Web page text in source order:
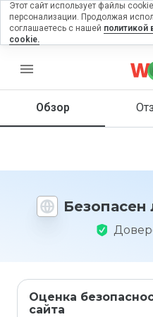
menu
Обзор
Оценка
сайта
на
Как бы
этот
1 до 5?
Этот сайт использует файлы
персонализации. Продолжая
соглашаетесь с нашей политикой
cookie.